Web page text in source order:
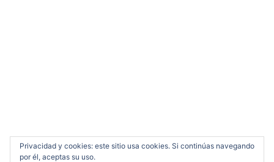
Privacidad y cookies: este sitio usa cookies. Si continúas navegando
por él, aceptas su uso.